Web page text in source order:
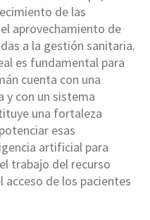
de las
aprovechamiento de
a la gestión sanitaria.
es fundamental para
cuenta con una
y con un sistema
una fortaleza
esas
artificial para
trabajo del recurso
acceso de los pacientes